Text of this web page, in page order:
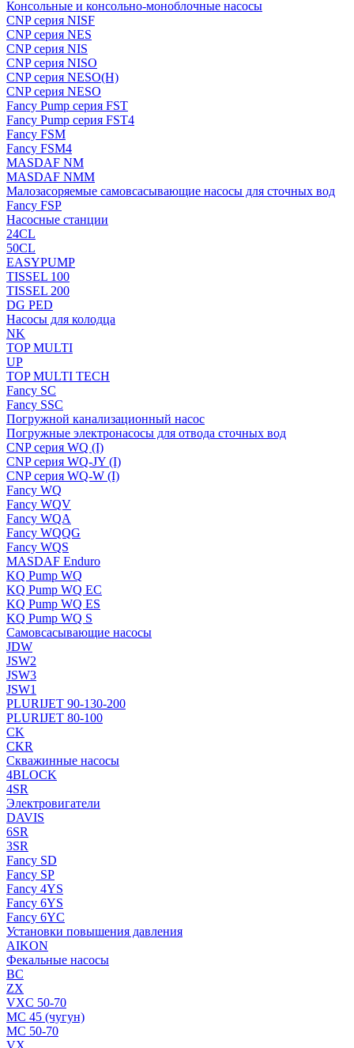
Консольные и консольно-моноблочные насосы
CNP серия NISF
CNP серия NES
CNP серия NIS
CNP серия NISO
CNP серия NESO(H)
CNP серия NESO
Fancy Pump серия FST
Fancy Pump серия FST4
Fancy FSM
Fancy FSM4
MASDAF NM
MASDAF NMM
Малозасоряемые самовсасывающие насосы для сточных вод
Fancy FSP
Насосные станции
24CL
50CL
EASYPUMP
TISSEL 100
TISSEL 200
DG PED
Насосы для колодца
NK
TOP MULTI
UP
TOP MULTI TECH
Fancy SC
Fancy SSC
Погружной канализационный насос
Погружные электронасосы для отвода сточных вод
CNP серия WQ (I)
CNP серия WQ-JY (I)
CNP серия WQ-W (I)
Fancy WQ
Fancy WQV
Fancy WQA
Fancy WQQG
Fancy WQS
MASDAF Enduro
KQ Pump WQ
KQ Pump WQ EC
KQ Pump WQ ES
KQ Pump WQ S
Самовсасывающие насосы
JDW
JSW2
JSW3
JSW1
PLURIJET 90-130-200
PLURIJET 80-100
CK
CKR
Скважинные насосы
4BLOCK
4SR
Электровигатели
DAVIS
6SR
3SR
Fancy SD
Fancy SP
Fancy 4YS
Fancy 6YS
Fancy 6YC
Установки повышения давления
AIKON
Фекальные насосы
BC
ZX
VXC 50-70
MC 45 (чугун)
MC 50-70
VX